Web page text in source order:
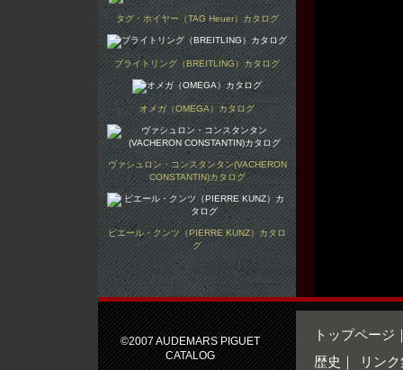
タグ・ホイヤー（TAG Heuer）カタログ
ブライトリング（BREITLING）カタログ
オメガ（OMEGA）カタログ
ヴァシュロン・コンスタンタン(VACHERON
CONSTANTIN)カタログ
ピエール・クンツ（PIERRE KUNZ）カタロ
グ
トップページ
歴史 ｜
リン
©2007 AUDEMARS PIGUET
CATALOG